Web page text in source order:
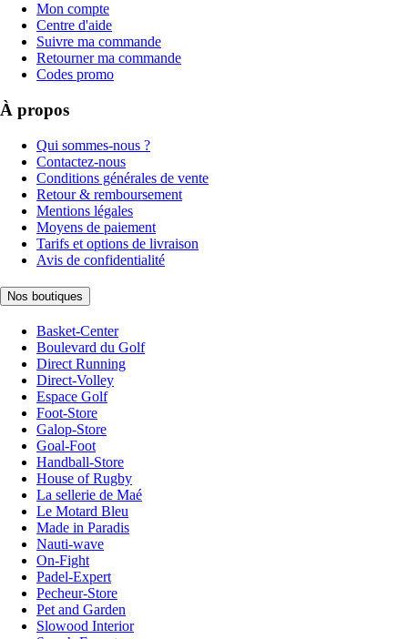
Mon compte
Centre d'aide
Suivre ma commande
Retourner ma commande
Codes promo
À propos
Qui sommes-nous ?
Contactez-nous
Conditions générales de vente
Retour & remboursement
Mentions légales
Moyens de paiement
Tarifs et options de livraison
Avis de confidentialité
Nos boutiques
Basket-Center
Boulevard du Golf
Direct Running
Direct-Volley
Espace Golf
Foot-Store
Galop-Store
Goal-Foot
Handball-Store
House of Rugby
La sellerie de Maé
Le Motard Bleu
Made in Paradis
Nauti-wave
On-Fight
Padel-Expert
Pecheur-Store
Pet and Garden
Slowood Interior